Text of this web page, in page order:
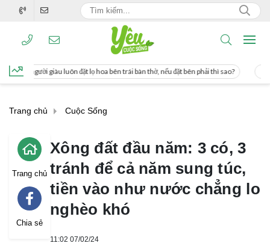
đặt lọ hoa bên trái bàn thờ, nếu đặt bên phải thì sao? Cách uống nước mía
Trang chủ Cuộc Sống
Trang chủ
Chia sẻ
Xông đất đầu năm: 3 có, 3
tránh để cả năm sung túc,
tiền vào như nước chẳng lo
nghèo khó
11:02 07/02/24